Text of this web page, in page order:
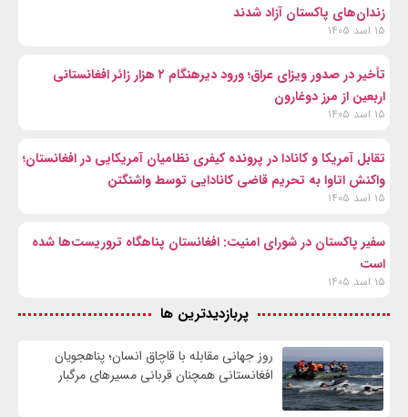
زندان‌های پاکستان آزاد شدند
۱۵ اسد ۱۴۰۵
تأخیر در صدور ویزای عراق؛ ورود دیرهنگام ۲ هزار زائر افغانستانی
اربعین از مرز دوغارون
۱۵ اسد ۱۴۰۵
تقابل آمریکا و کانادا در پرونده کیفری نظامیان آمریکایی در افغانستان؛
واکنش اتاوا به تحریم قاضی کانادایی توسط واشنگتن
۱۵ اسد ۱۴۰۵
سفیر پاکستان در شورای امنیت: افغانستان پناهگاه تروریست‌ها شده
است
۱۵ اسد ۱۴۰۵
پربازدیدترین ها
روز جهانی مقابله با قاچاق انسان؛ پناهجویان
افغانستانی همچنان قربانی مسیرهای مرگبار